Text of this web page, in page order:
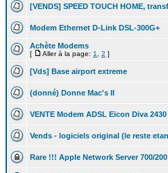
[VENDS] SPEED TOUCH HOME,
Modem Ethernet D-Link DSL-300G+
Achète Modems
[ Aller à la page: 1 2 ]
[Vds] Base airport extreme
(donné) Donne Mac's II
VENTE Modem ADSL Eicon Diva 2430
Vends - logiciels original (le reste
Rare !!! Apple Network Server 700/200